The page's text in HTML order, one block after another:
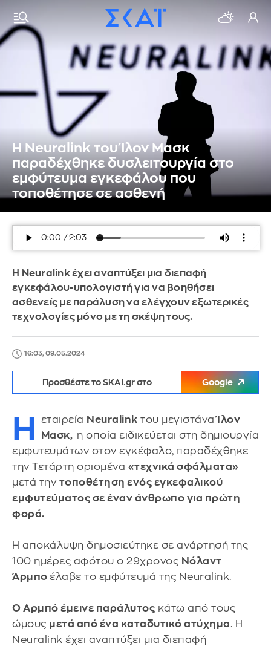
Η Neuralink του Ίλον Μασκ
παραδέχθηκε δυσλειτουργία στο
εμφύτευμα εγκεφάλου που
τοποθέτησε σε ασθενή
Η Neuralink έχει αναπτύξει μια διεπαφή
εγκεφάλου-υπολογιστή για να βοηθήσει
ασθενείς με παράλυση να ελέγχουν εξωτερικές
τεχνολογίες μόνο με τη σκέψη τους.
16:03, 09.05.2024
Προσθέστε το SKAI.gr στο Google
Η εταιρεία Neuralink του μεγιστάνα Ίλον
Μασκ, η οποία ειδικεύεται στη δημιουργία
εμφυτευμάτων στον εγκέφαλο, παραδέχθηκε
την Τετάρτη ορισμένα «τεχνικά σφάλματα»
μετά την τοποθέτηση ενός εγκεφαλικού
εμφυτεύματος σε έναν άνθρωπο για πρώτη
φορά.
Η αποκάλυψη δημοσιεύτηκε σε ανάρτησή της
100 ημέρες αφότου ο 29χρονος Νόλαντ
Άρμπο έλαβε το εμφύτευμά της Neuralink.
Ο Αρμπό έμεινε παράλυτος κάτω από τους
ώμους μετά από ένα καταδυτικό ατύχημα. Η
Neuralink έχει αναπτύξει μια διεπαφή